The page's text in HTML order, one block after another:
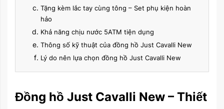
Tặng kèm lắc tay cùng tông – Set phụ kiện hoàn
hảo
Khả năng chịu nước 5ATM tiện dụng
Thông số kỹ thuật của đồng hồ Just Cavalli New
Lý do nên lựa chọn đồng hồ Just Cavalli New
Đồng hồ Just Cavalli New – Thiết